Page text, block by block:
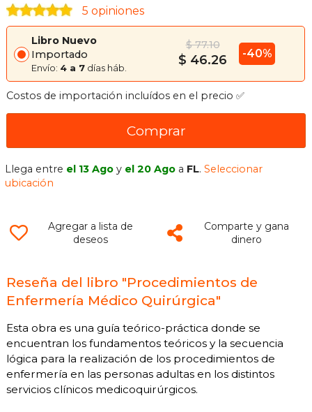
5 opiniones
Libro Nuevo
Importado
Envío: 4 a 7 días háb.
$ 77.10
$ 46.26 -40%
Costos de importación incluídos en el precio ✅
Comprar
Llega entre el 13 Ago y el 20 Ago a FL.Seleccionar
ubicación
Agregar a lista de
deseos
Comparte y gana
dinero
Reseña del libro "Procedimientos de
Enfermería Médico Quirúrgica"
Esta obra es una guía teórico-práctica donde se
encuentran los fundamentos teóricos y la secuencia
lógica para la realización de los procedimientos de
enfermería en las personas adultas en los distintos
servicios clínicos medicoquirúrgicos.